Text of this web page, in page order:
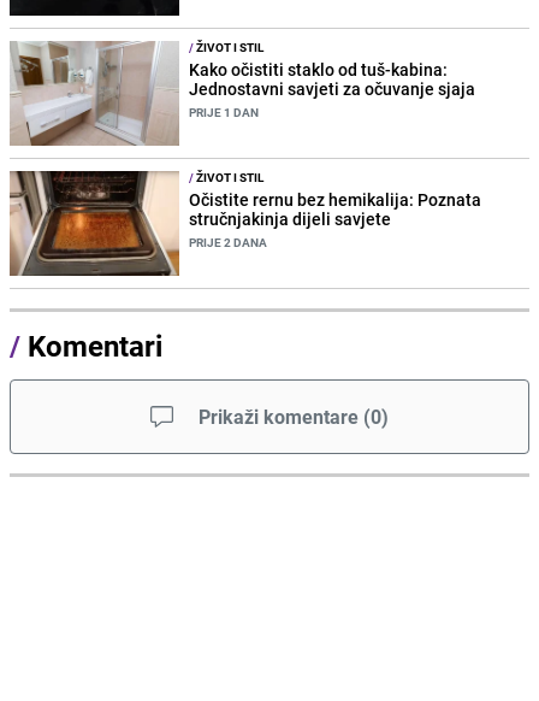
/ŽIVOT I STIL
Kako očistiti staklo od tuš-kabina:
Jednostavni savjeti za očuvanje sjaja
PRIJE 1 DAN
/ŽIVOT I STIL
Očistite rernu bez hemikalija: Poznata
stručnjakinja dijeli savjete
PRIJE 2 DANA
/ Komentari
Prikaži komentare (0)